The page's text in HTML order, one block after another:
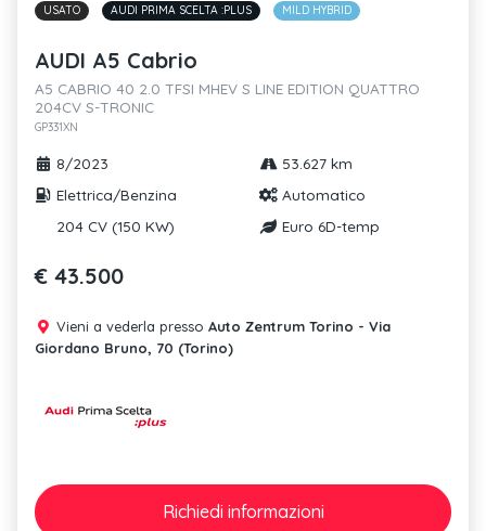
USATO AUDI PRIMA SCELTA :PLUS MILD HYBRID
AUDI A5 Cabrio
A5 CABRIO 40 2.0 TFSI MHEV S LINE EDITION QUATTRO
204CV S-TRONIC
GP331XN
8/2023
53.627 km
Elettrica/Benzina
Automatico
204 CV (150 KW)
Euro 6D-temp
€ 43.500
Vieni a vederla presso Auto Zentrum Torino - Via
Giordano Bruno, 70 (Torino)
Richiedi informazioni